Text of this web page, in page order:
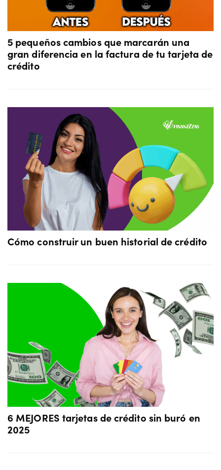
5 pequeños cambios que marcarán una
gran diferencia en la factura de tu tarjeta de
crédito
Cómo construir un buen historial de crédito
6 MEJORES tarjetas de crédito sin buró en
2025